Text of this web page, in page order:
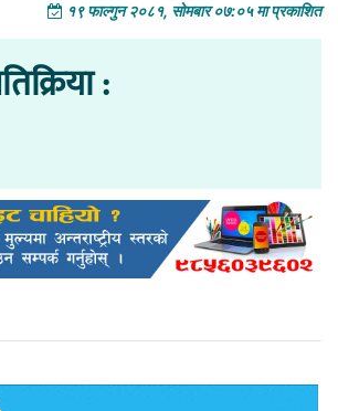
१९ फाल्गुन २०८१, सोमबार ०७:०५ मा प्रकाशित
: